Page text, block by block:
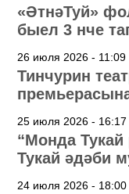
«ӘтнәТуй»
быел 3 нче
26 июля 2026 - 11:09
Тинчурин
25 июля 2026 - 16:17
“Монда
Тукай әдәби
24 июля 2026 - 18:00